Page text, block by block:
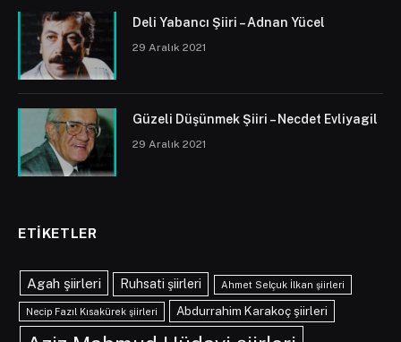
Deli Yabancı Şiiri – Adnan Yücel
29 Aralık 2021
Güzeli Düşünmek Şiiri – Necdet Evliyagil
29 Aralık 2021
ETIKETLER
Agah şiirleri Ruhsati şiirleri Ahmet Selçuk İlkan şiirleri
Necip Fazıl Kısakürek şiirleri Abdurrahim Karakoç şiirleri